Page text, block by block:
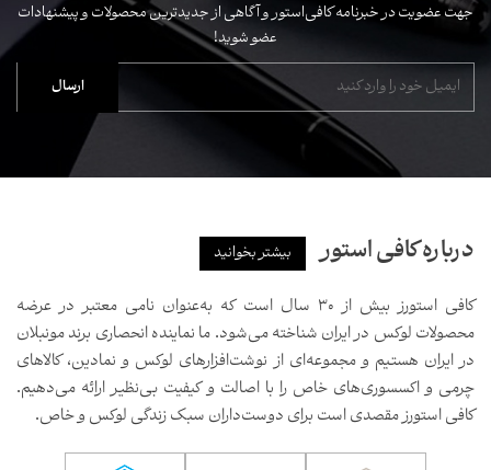
جهت عضویت در خبرنامه کافی‌استور و آگاهی از جدیدترین محصولات و پیشنهادات
عضو شوید!
درباره کافی استور بیشتر بخوانید
کافی استورز بیش از ۳۰ سال است که به‌عنوان نامی معتبر در عرضه
محصولات لوکس در ایران شناخته می‌شود. ما نماینده انحصاری برند مونبلان
در ایران هستیم و مجموعه‌ای از نوشت‌افزارهای لوکس و نمادین، کالاهای
چرمی و اکسسوری‌های خاص را با اصالت و کیفیت بی‌نظیر ارائه می‌دهیم.
کافی استورز مقصدی است برای دوست‌داران سبک زندگی لوکس و خاص.